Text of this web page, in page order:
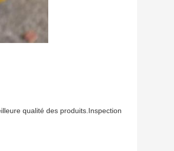
qualité des produits.Inspection